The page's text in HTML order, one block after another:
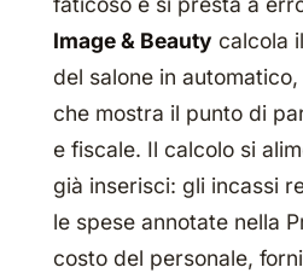
Image & Beauty calcola
del salone in
che mostra il punto di
e fiscale. Il calcolo si
già inserisci: gli incassi
le spese annotate nella
costo del personale,